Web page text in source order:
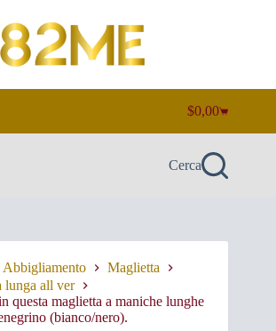
Carrello
$0,00
Cerca
Abbigliamento
Maglietta
lunga all ver
questa maglietta a maniche lunghe
(bianco/nero).